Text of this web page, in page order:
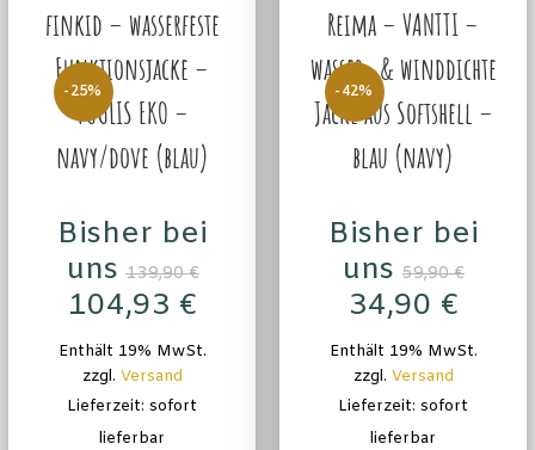
-25%
finkid – wasserfeste
Funktionsjacke –
TUULIS EKO –
navy/dove (blau)
Bisher bei
uns 139,90€
104,93 €
Enthält 19% MwSt.
zzgl. Versand
Lieferzeit: sofort
lieferbar
-42%
Reima – VANTTI –
wasser- & winddichte
Jacke aus Softshell –
blau (navy)
Bisher bei
uns 59,90€
34,90 €
Enthält 19% MwSt.
zzgl. Versand
Lieferzeit: sofort
lieferbar